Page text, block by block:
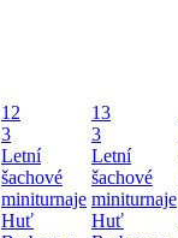
12
3
Letní
šachové
miniturnaje
Huť
13
3
Letní
šachové
miniturnaje
Huť